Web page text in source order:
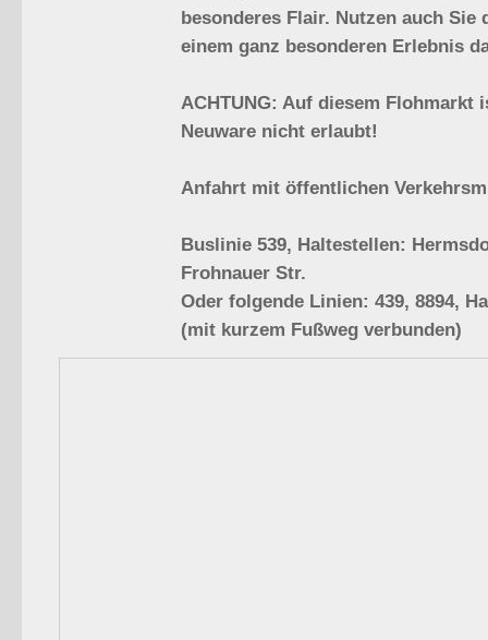
besonderes Flair. Nutzen auch Sie
einem ganz besonderen Erlebnis
ACHTUNG: Auf diesem Flohmarkt
Neuware nicht erlaubt!
Anfahrt mit öffentlichen
Buslinie 539, Haltestellen:
Frohnauer Str.
Oder folgende Linien: 439, 8894,
(mit kurzem Fußweg verbunden)